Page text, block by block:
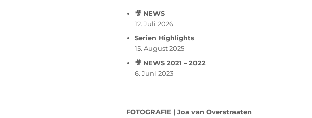
🎥 NEWS
12. Juli 2026
Serien Highlights
15. August 2025
🎥 NEWS 2021 – 2022
6. Juni 2023
FOTOGRAFIE | Joa van Overstraaten